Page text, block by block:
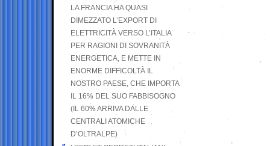
LA FRANCIA HA QUASI
DIMEZZATO L’EXPORT DI
ELETTRICITÀ VERSO L’ITALIA
PER RAGIONI DI SOVRANITÀ
ENERGETICA, E METTE IN
ENORME DIFFICOLTÀ IL
NOSTRO PAESE, CHE IMPORTA
IL 16% DEL SUO FABBISOGNO
(IL 60% ARRIVA DALLE
CENTRALI ATOMICHE
D’OLTRALPE)